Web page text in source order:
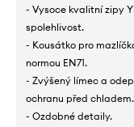
- Vysoce kvalitní zipy
spolehlivost.
- Kousátko pro
normou EN71.
- Zvýšený límec a
ochranu před chladem.
- Ozdobné detaily.